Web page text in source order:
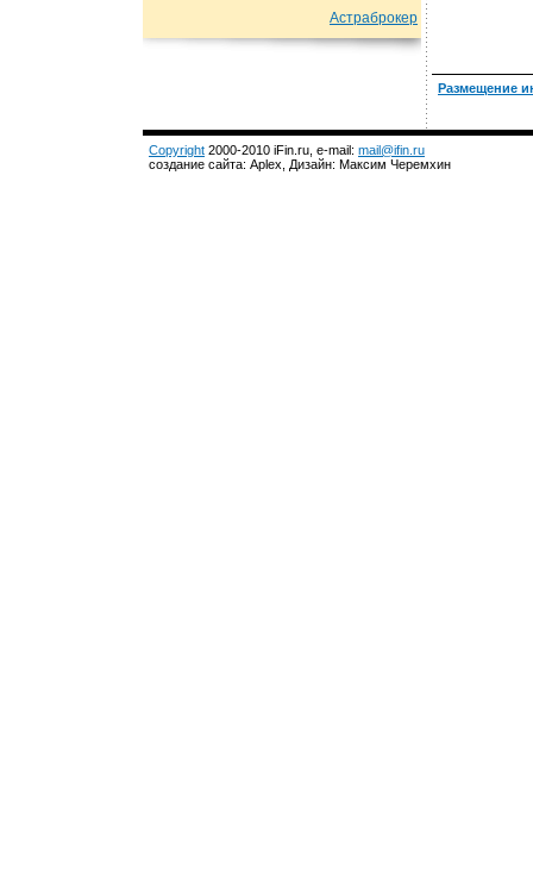
Астраброкер
Размещение
Copyright 2000-2010 iFin.ru, e-mail: mail@ifin.ru
создание сайта: Aplex, Дизайн: Максим Черемхин